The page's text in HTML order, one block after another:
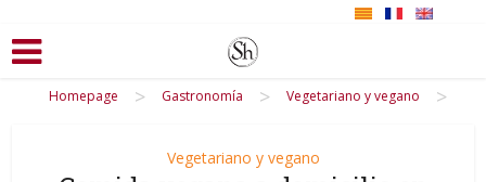
Homepage > Gastronomía > Vegetariano y vegano >
Vegetariano y vegano